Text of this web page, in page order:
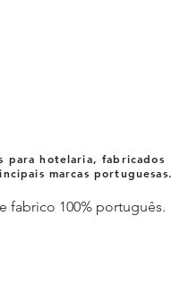
para hotelaria, fabricados
marcas portuguesas.
fabrico 100% português.